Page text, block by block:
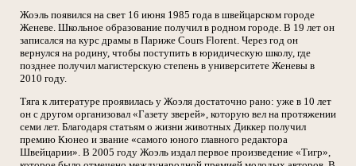
Жоэль появился на свет 16 июня 1985 года в швейцарском городе
Женеве. Школьное образование получил в родном городе. В 19 лет он
записался на курс драмы в Париже Cours Florent. Через год он
вернулся на родину, чтобы поступить в юридическую школу, где
позднее получил магистерскую степень в университете Женевы в
2010 году.
Тяга к литературе проявилась у Жоэля достаточно рано: уже в 10 лет
он с другом организовал «Газету зверей», которую вел на протяжении
семи лет. Благодаря статьям о жизни животных Диккер получил
премию Кюнео и звание «самого юного главного редактора
Швейцарии». В 2005 году Жоэль издал первое произведение «Тигр»,